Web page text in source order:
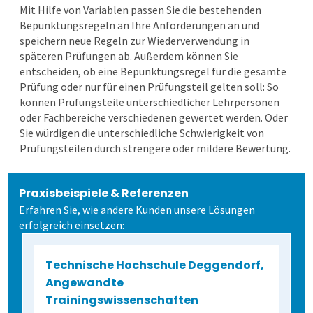
Allen, die evaluieren!
Schulungen für Fortgeschrittene
Bequeme Onlineprüfungen
4. Auf Papier prüfen
Rechtssichere Prüfungen
Massenprüfungen bewältigen
Fehler vermeiden
Transparenz schaffen
5. Ergebnisse erzeugen
Ergebnistabelle
Qualitätsdaten
Ergebnisbericht
Lösungen
Aufgabenverwaltung Frida
Scannerkorrektur Klaus Papier
Onlineprüfungen Klaus Online
Demoversion
Schulungen
Einstieg
Fortgeschritten
Extras
ILIAS
Befragungen
Befragung mit QuestorPro
Kontakt
Mit Hilfe von Variablen passen Sie die bestehenden
Bepunktungsregeln an Ihre Anforderungen an und
speichern neue Regeln zur Wiederverwendung in
späteren Prüfungen ab. Außerdem können Sie
entscheiden, ob eine Bepunktungsregel für die gesamte
Prüfung oder nur für einen Prüfungsteil gelten soll: So
können Prüfungsteile unterschiedlicher Lehrpersonen
oder Fachbereiche verschiedenen gewertet werden. Oder
Sie würdigen die unterschiedliche Schwierigkeit von
Prüfungsteilen durch strengere oder mildere Bewertung.
Praxisbeispiele & Referenzen
Erfahren Sie, wie andere Kunden unsere Lösungen
erfolgreich einsetzen:
Technische Hochschule Deggendorf,
Angewandte
Trainingswissenschaften